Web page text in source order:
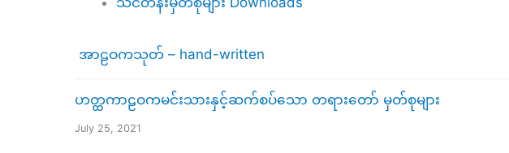
အာဠဝကသုတ် – hand-written
ဟတ္ထကာဠဝကမင်းသားနှင့်ဆက်စပ်သော တရားတော် မှတ်စုများ
July 25, 2021